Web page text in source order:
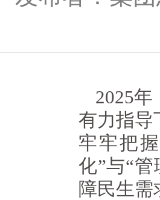
2025
有力指导
牢牢把
化”与“
障民生